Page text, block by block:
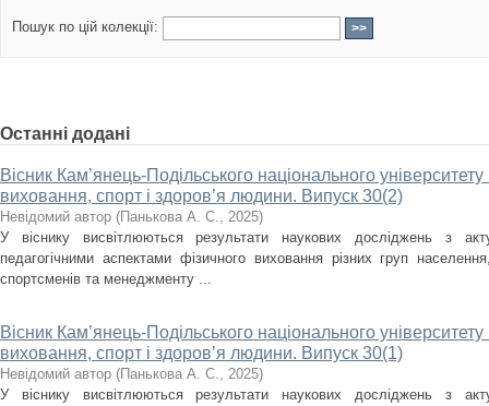
Пошук по цій колекції:
Останні додані
Вісник Кам’янець-Подільського національного університету
виховання, спорт і здоров’я людини. Випуск 30(2)
Невідомий автор (Панькова А. С., 2025)
У віснику висвітлюються результати наукових досліджень з
педагогічними аспектами фізичного виховання різних груп населення,
спортсменів та менеджменту ...
Вісник Кам’янець-Подільського національного університету
виховання, спорт і здоров’я людини. Випуск 30(1)
Невідомий автор (Панькова А. С., 2025)
У віснику висвітлюються результати наукових досліджень з